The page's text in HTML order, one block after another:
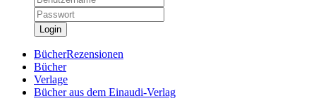
Login
BücherRezensionen
Bücher
Verlage
Bücher aus dem Einaudi-Verlag